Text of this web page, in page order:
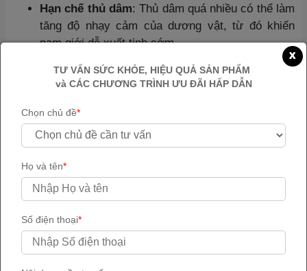
Hạn chế thủ dâm: Thủ dâm quá nhiều có thể làm
tăng độ nhạy cảm của dương vật, từ đó khiến
nam giới dễ xuất tinh sớm.
: Các bài tập
kegel, đẩy tạ, bơi lội, cardio,… giúp cải thiện lưu
đó giúp kéo dài thời gian quan hệ.
x
TƯ VẤN SỨC KHỎE, HIỆU QUẢ SẢN PHẨM
và CÁC CHƯƠNG TRÌNH ƯU ĐÃI HẤP DẪN
Chọn chủ đề*
Họ và tên*
Số điện thoại*